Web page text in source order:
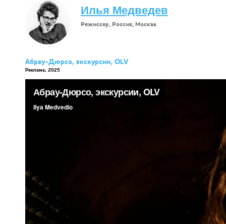
Илья Медведев
Режиссер, Россия, Москва
Абрау-Дюрсо, экскурсии, OLV
Реклама, 2025